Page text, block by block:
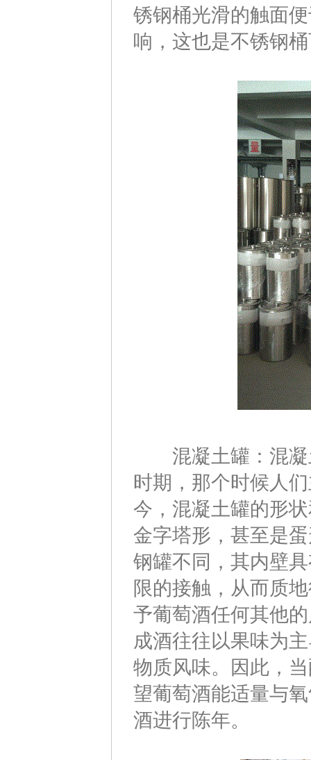
锈钢桶光滑的触面
响，这也是不锈钢
混凝土罐：混凝
时期，那个时候人
今，混凝土罐的形
金字塔形，甚至是
钢罐不同，其内壁
限的接触，从而质
予葡萄酒任何其他
成酒往往以果味为
物质风味。因此，
望葡萄酒能适量与
酒进行陈年。